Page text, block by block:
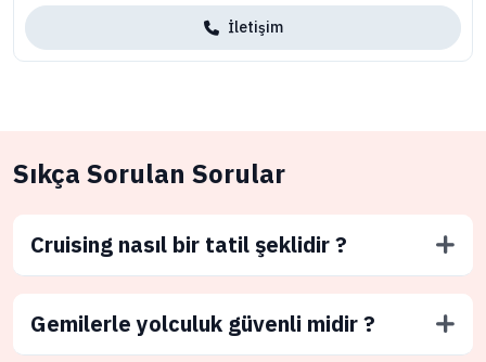
İletişim
Sıkça Sorulan Sorular
Cruising nasıl bir tatil şeklidir ?
Gemilerle yolculuk güvenli midir ?